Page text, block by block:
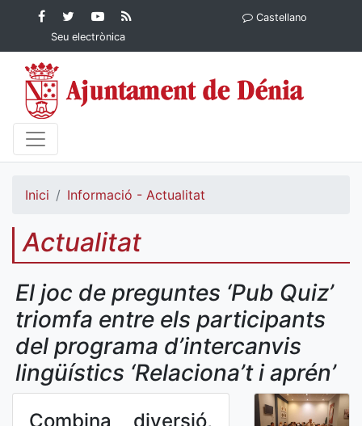
Contingut principalFacebook
Ajuntament de Dénia
Twitter
Ajuntament de
Dénia
YouTube
Ajuntament
de Dénia
Ajuntament
Seu electrònica
Castellano
Inici Informació - Actualitat
Actualitat
El joc de preguntes ‘Pub Quiz’
triomfa entre els participants
del programa d’intercanvis
lingüístics ‘Relaciona’t i aprén’
Combina diversió,